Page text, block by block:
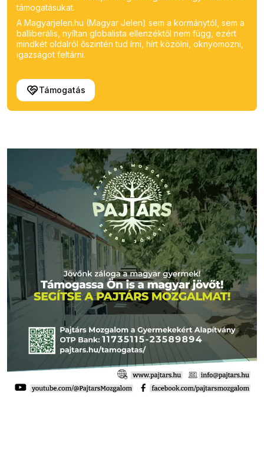
támogatásukat.
A Magyarjelen.hu (Magyar Jelen) sem a kormánytól, sem a
balliberális, nyíltan globalista ellenzéktől nem függ, ezért
mindkét oldalról őszintén tud írni, hírt közölni, oknyomozni,
igazságot feltárni.
Támogatás